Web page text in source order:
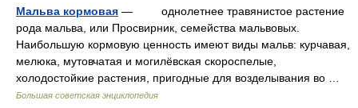
Мальва кормовая — однолетнее травянистое растение
рода мальва, или Просвирник, семейства мальвовых.
Наибольшую кормовую ценность имеют виды мальв: курчавая,
мелюка, мутовчатая и могилёвская скороспелые,
холодостойкие растения, пригодные для возделывания во …
Большая советская энциклопедия